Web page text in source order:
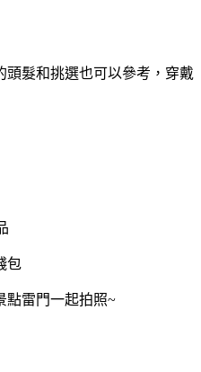
頭髮和挑選也可以參考，穿戴
包
點雷門一起拍照~